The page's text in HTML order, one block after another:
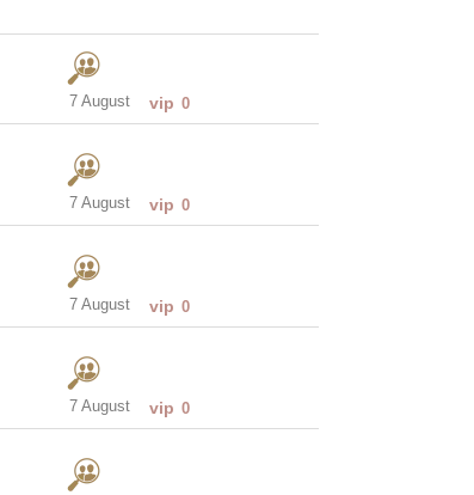
7 August vip 0
7 August vip 0
7 August vip 0
7 August vip 0